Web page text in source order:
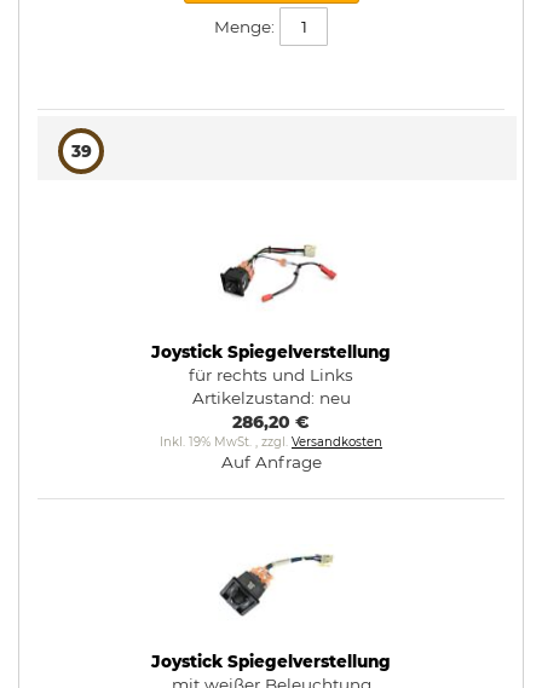
Menge:
39
Joystick Spiegelverstellung
für rechts und Links
Artikelzustand: neu
286,20 €
Inkl. 19% MwSt. , zzgl. Versandkosten
Auf Anfrage
Joystick Spiegelverstellung